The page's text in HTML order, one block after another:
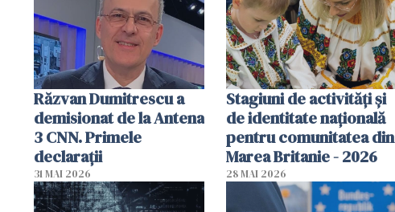
Răzvan Dumitrescu a
demisionat de la Antena
3 CNN. Primele
declarații
31 MAI 2026
Stagiuni de activități și
de identitate națională
pentru comunitatea din
Marea Britanie - 2026
28 MAI 2026